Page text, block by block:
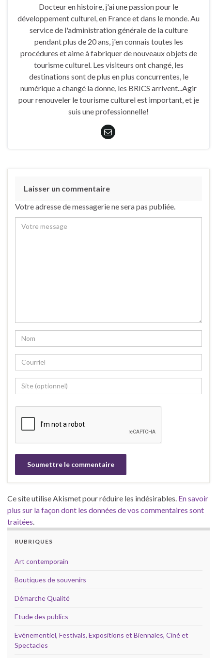
Docteur en histoire, j'ai une passion pour le
développement culturel, en France et dans le monde. Au
service de l'administration générale de la culture
pendant plus de 20 ans, j'en connais toutes les
procédures et aime à fabriquer de nouveaux objets de
tourisme culturel. Les visiteurs ont changé, les
destinations sont de plus en plus concurrentes, le
numérique a changé la donne, les BRICS arrivent...Agir
pour renouveler le tourisme culturel est important, et je
suis une professionnelle!
Laisser un commentaire
Votre adresse de messagerie ne sera pas publiée.
Ce site utilise Akismet pour réduire les indésirables. En savoir
plus sur la façon dont les données de vos commentaires sont
traitées.
RUBRIQUES
Art contemporain
Boutiques de souvenirs
Démarche Qualité
Etude des publics
Evénementiel, Festivals, Expositions et Biennales, Ciné et
Spectacles